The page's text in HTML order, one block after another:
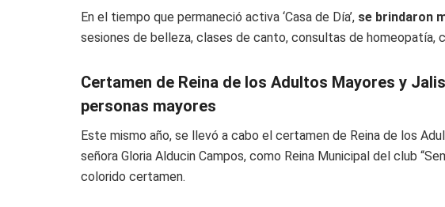
En el tiempo que permaneció activa ‘Casa de Día’, se brindaron
sesiones de belleza, clases de canto, consultas de homeopatía,
Certamen de Reina de los Adultos Mayores y
personas mayores
Este mismo año, se llevó a cabo el certamen de Reina de los
señora Gloria Alducin Campos, como Reina Municipal del club
colorido certamen.